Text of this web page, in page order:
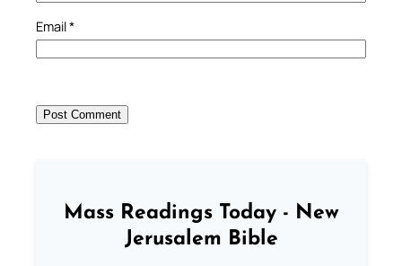
Email*
Mass Readings Today - New
Jerusalem Bible